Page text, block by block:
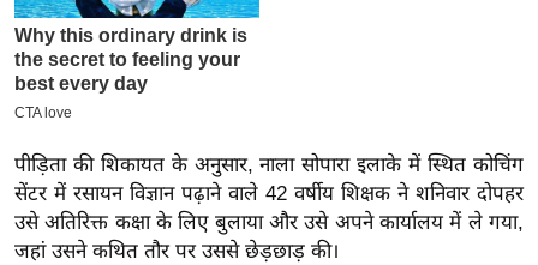
6
क्रा
इ
म
ई
-
पे
प
पीड़िता की शिकायत के अनुसार, नाला सोपारा इलाके में स्थित कोचिंग
सेंटर में रसायन विज्ञान पढ़ाने वाले 42 वर्षीय शिक्षक ने शनिवार दोपहर
उसे अतिरिक्त कक्षा के लिए बुलाया और उसे अपने कार्यालय में ले गया,
जहां उसने कथित तौर पर उससे छेड़छाड़ की।